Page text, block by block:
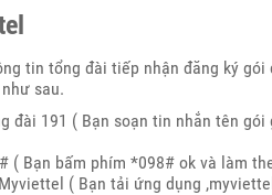
tin tổng đài tiếp nhận đăng ký
sau.
đài 191 ( Bạn soạn tin nhắn tên
( Bạn bấm phím *098# ok và làm
( Bạn tải ứng dụng